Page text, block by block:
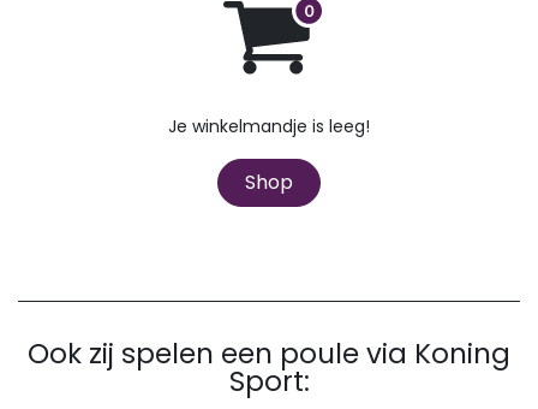
Je winkelmandje is leeg!
Shop
Ook zij spelen een poule via Koning
Sport: